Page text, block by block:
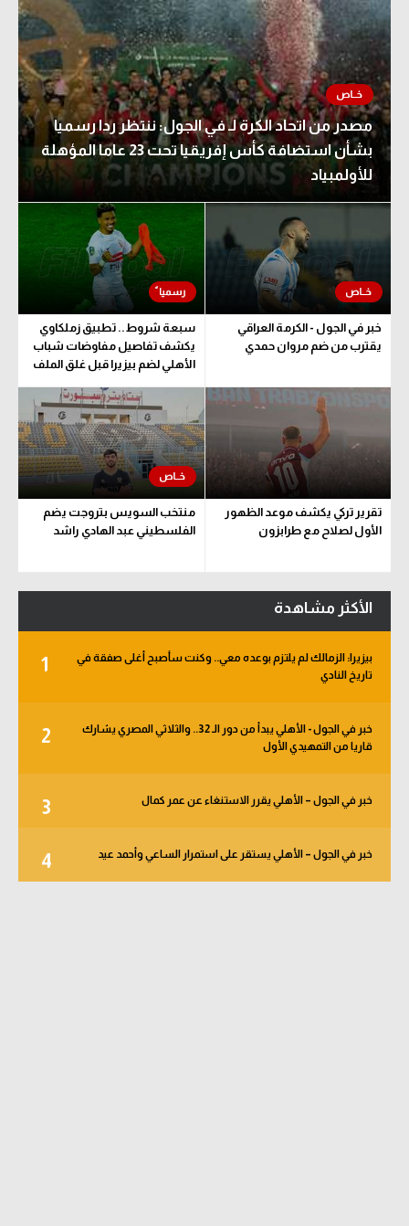
مصدر من اتحاد الكرة لـ في الجول: ننتظر ردا رسميا
بشأن استضافة كأس إفريقيا تحت 23 عاما المؤهلة
للأولمبياد
خبر في الجول - الكرمة العراقي
يقترب من ضم مروان حمدي
سبعة شروط.. تطبيق زملكاوي
يكشف تفاصيل مفاوضات شباب
الأهلي لضم بيزيرا قبل غلق الملف
تقرير تركي يكشف موعد الظهور
الأول لصلاح مع طرابزون
منتخب السويس بتروجت يضم
الفلسطيني عبد الهادي راشد
الأكثر مشاهدة
1
بيزيرا: الزمالك لم يلتزم بوعده معي.. وكنت سأصبح أغلى صفقة في
تاريخ النادي
2
خبر في الجول - الأهلي يبدأ من دور الـ 32.. والثلاثي المصري يشارك
قاريا من التمهيدي الأول
3 خبر في الجول – الأهلي يقرر الاستنغاء عن عمر كمال
4 خبر في الجول – الأهلي يستقر على استمرار الساعي وأحمد عيد